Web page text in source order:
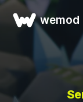
wemod